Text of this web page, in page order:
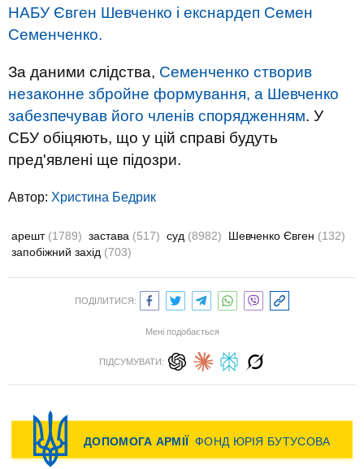
НАБУ Євген Шевченко і екснардеп Семен
Семенченко.
За даними слідства, Семенченко створив
незаконне збройне формування, а Шевченко
забезпечував його членів спорядженням. У
СБУ обіцяють, що у цій справі будуть
пред'явлені ще підозри.
Автор: Христина Бедрик
арешт (1789) застава (517) суд (8982) Шевченко Євген (132)
запобіжний захід (703)
ПОДІЛИТИСЯ:
Мені подобається
ПІДСУМУВАТИ: